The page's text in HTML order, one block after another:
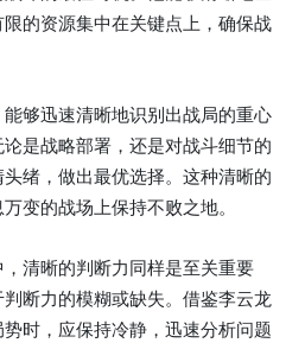
的资源集中在关键点上，确保战
够迅速清晰地识别出战局的重心
是战略部署，还是对战斗细节的
绪，做出最优选择。这种清晰的
变的战场上保持不败之地。
清晰的判断力同样是至关重要
断力的模糊或缺失。借鉴李云龙
时，应保持冷静，迅速分析问题